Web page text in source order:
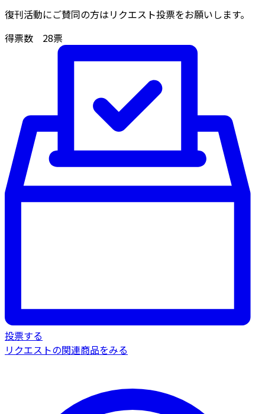
復刊活動にご賛同の方はリクエスト投票をお願いします。
得票数 28票
投票する
リクエストの関連商品をみる